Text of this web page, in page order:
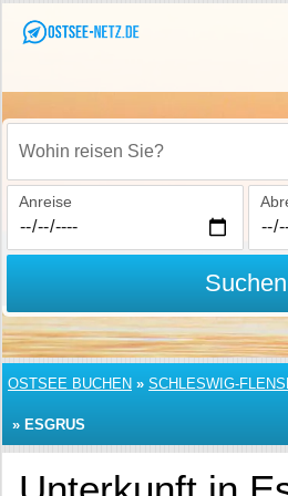
Wohin reisen Sie?
Anreise
Suchen
OSTSEE BUCHEN » SCHLESWIG-
» ESGRUS